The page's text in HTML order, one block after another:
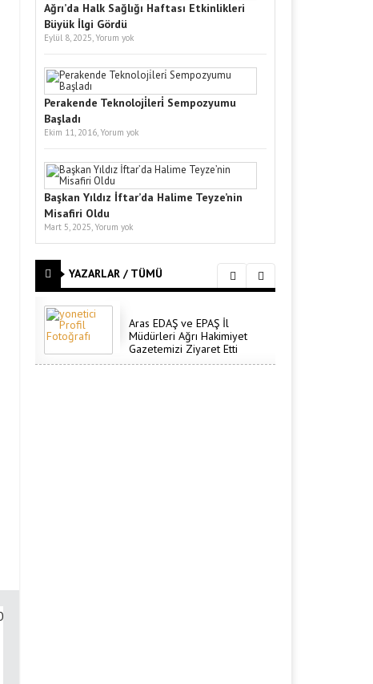
Ağrı’da Halk Sağlığı Haftası Etkinlikleri
Büyük İlgi Gördü
Eylül 8, 2025, Yorum yok
Perakende Teknoloji̇leri̇ Sempozyumu
Başladı
Ekim 11, 2016, Yorum yok
Başkan Yıldız İftar’da Halime Teyze’nin
Misafiri Oldu
Mart 5, 2025, Yorum yok
YAZARLAR / TÜMÜ
Aras EDAŞ ve EPAŞ İl
Müdürleri Ağrı Hakimiyet
Gazetemizi Ziyaret Etti